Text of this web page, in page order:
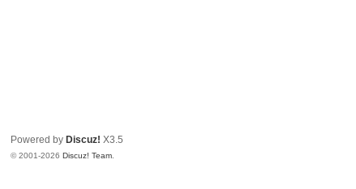
Powered by Discuz! X3.5
© 2001-2026Discuz! Team.